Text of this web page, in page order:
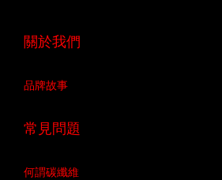
關於我們
品牌故事
常見問題
何謂碳纖維